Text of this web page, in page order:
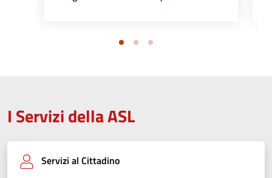
I Servizi della ASL
Servizi al Cittadino